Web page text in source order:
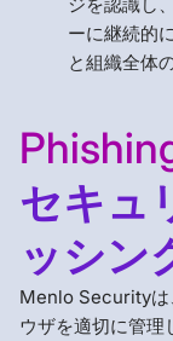
ーに継続的
と組織全体
セキュ
ッシン
Menlo Securityは
ウザを適切に管理